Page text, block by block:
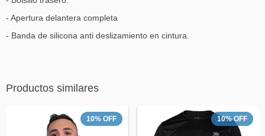
- Apertura delantera completa
- Banda de silicona anti deslizamiento en cintura.
Productos similares
10% OFF 10%OFF